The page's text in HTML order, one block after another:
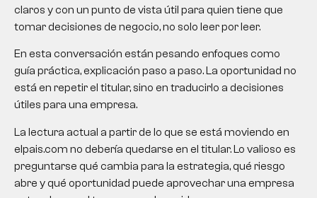
claros y con un punto de vista útil para quien tiene que
tomar decisiones de negocio, no solo leer por leer.
En esta conversación están pesando enfoques como
guía práctica, explicación paso a paso. La oportunidad no
está en repetir el titular, sino en traducirlo a decisiones
útiles para una empresa.
La lectura actual a partir de lo que se está moviendo en
elpais.com no debería quedarse en el titular. Lo valioso es
preguntarse qué cambia para la estrategia, qué riesgo
abre y qué oportunidad puede aprovechar una empresa